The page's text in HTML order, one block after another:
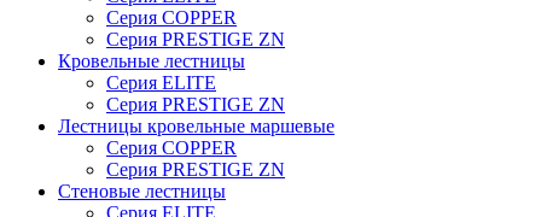
Серия COPPER
Серия PRESTIGE ZN
Кровельные лестницы
Серия ELITE
Серия PRESTIGE ZN
Лестницы кровельные маршевые
Серия COPPER
Серия PRESTIGE ZN
Стеновые лестницы
Серия ELITE